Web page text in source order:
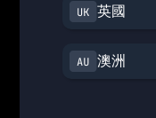
英國
澳洲